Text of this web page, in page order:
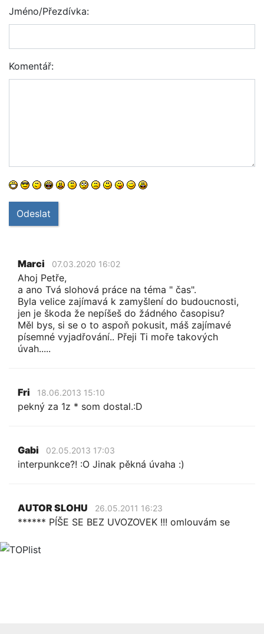
Jméno/Přezdívka:
Komentář:
Odeslat
Marci 07.03.2020 16:02
Ahoj Petře,
a ano Tvá slohová práce na téma " čas".
Byla velice zajímavá k zamyšlení do budoucnosti,
jen je škoda že nepíšeš do žádného časopisu?
Měl bys, si se o to aspoň pokusit, máš zajímavé
písemné vyjadřování.. Přeji Ti moře takových
úvah.....
Fri 18.06.2013 15:10
pekný za 1z * som dostal.:D
Gabi 02.05.2013 17:03
interpunkce?! :O Jinak pěkná úvaha :)
AUTOR SLOHU 26.05.2011 16:23
****** PÍŠE SE BEZ UVOZOVEK !!! omlouvám se